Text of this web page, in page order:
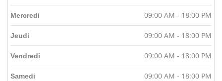
Mercredi 09:00 AM - 18:00 PM
Jeudi 09:00 AM - 18:00 PM
Vendredi 09:00 AM - 18:00 PM
Samedi 09:00 AM - 18:00 PM